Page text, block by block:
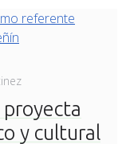
proyecta
y cultural